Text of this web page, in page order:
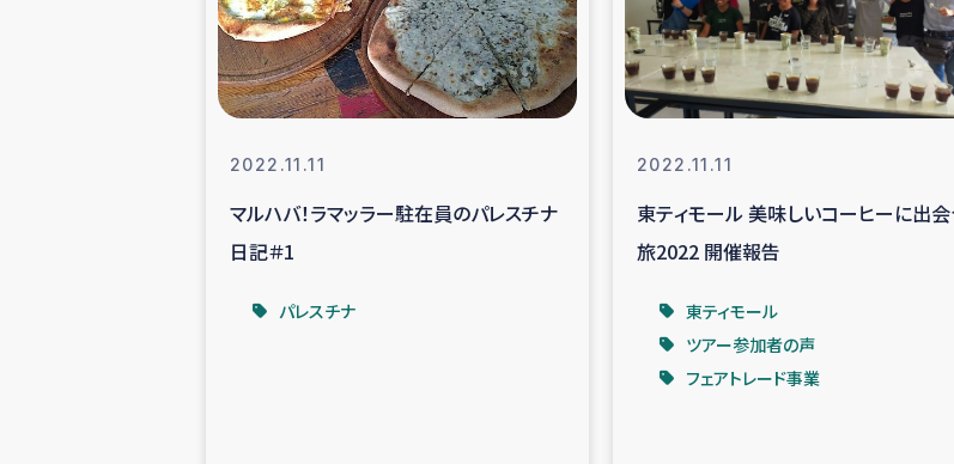
コーヒー生産者支援 アイナ
ベイルート大規模爆発被災者支援
アグロフォレストリー（カカオ）事業
2022.11.11
マルハバ！ラマッラー駐在員のパレスチナ
日記＃1
パレスチナ
2022.11.11
東ティモール 美味しいコーヒーに出会
旅2022 開催報告
東ティモール
ツアー参加者の声
フェアトレード事業